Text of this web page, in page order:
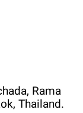
Rama
Thailand.